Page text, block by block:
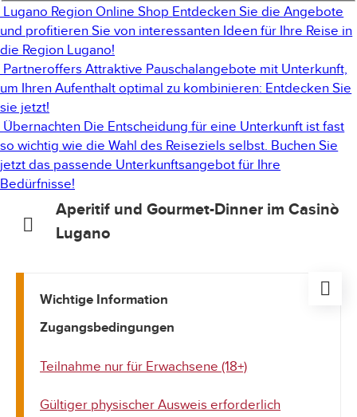
Lugano Region Online Shop Entdecken Sie die Angebote
und profitieren Sie von interessanten Ideen für Ihre Reise in
die Region Lugano!
PartneroffersAttraktive Pauschalangebote mit Unterkunft,
um Ihren Aufenthalt optimal zu kombinieren: Entdecken Sie
sie jetzt!
Übernachten Die Entscheidung für eine Unterkunft ist fast
so wichtig wie die Wahl des Reiseziels selbst. Buchen Sie
jetzt das passende Unterkunftsangebot für Ihre
Bedürfnisse!
Aperitif und Gourmet-Dinner im Casinò
Lugano
Wichtige Information
Zugangsbedingungen
Teilnahme nur für Erwachsene (18+)
Gültiger physischer Ausweis erforderlich